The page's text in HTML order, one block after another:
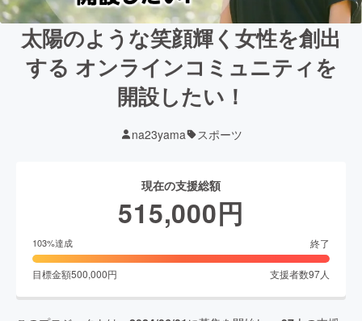
太陽のような笑顔輝く女性を創出
する オンラインコミュニティを
開設したい！
na23yama スポーツ
現在の支援総額
515,000円
103%達成 終了
目標金額500,000円 支援者数97人